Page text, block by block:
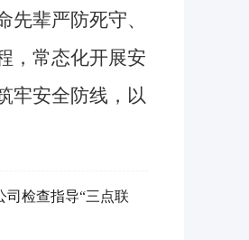
辈严防死守、
，常态化开展安
牢安全防线，以
检查指导“三点联